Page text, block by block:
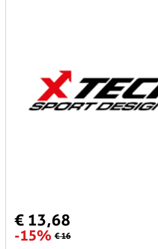
€ 13,68
-15% € 16